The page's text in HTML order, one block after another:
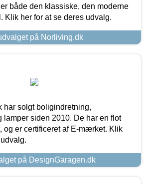
både den klassiske, den moderne
Klik her for at se deres udvalg.
på Norliving.dk
har solgt boligindretning,
lamper siden 2010. De har en flot
og er certificeret af E-mærket. Klik
på DesignGaragen.dk